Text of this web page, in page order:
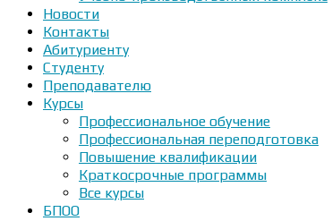
Новости
Контакты
Абитуриенту
Студенту
Преподавателю
Курсы
Профессиональное обучение
Профессиональная переподготовка
Повышение квалификации
Краткосрочные программы
Все курсы
БПОО